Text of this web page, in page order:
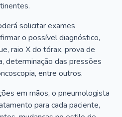
solicitar exames
o possível diagnóstico,
raio X do tórax, prova de
determinação das pressões
entre outros.
em mãos, o pneumologista
para cada paciente,